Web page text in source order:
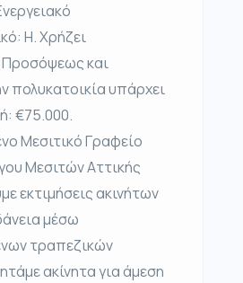
Η. Χρήζει
Προσόψεως και
πολυκατοικία υπάρχει
€75.000.
Μεσιτικό Γραφείο
Μεσιτών Αττικής
εκτιμήσεις ακινήτων
μέσω
τραπεζικών
ακίνητα για άμεση